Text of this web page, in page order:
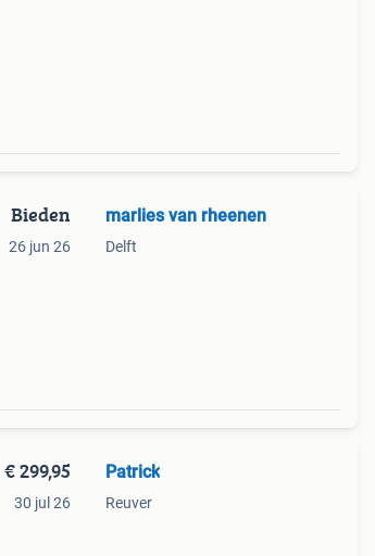
Bieden
26 jun 26
marlies van rheenen
Delft
€ 299,95
30 jul 26
Patrick
Reuver